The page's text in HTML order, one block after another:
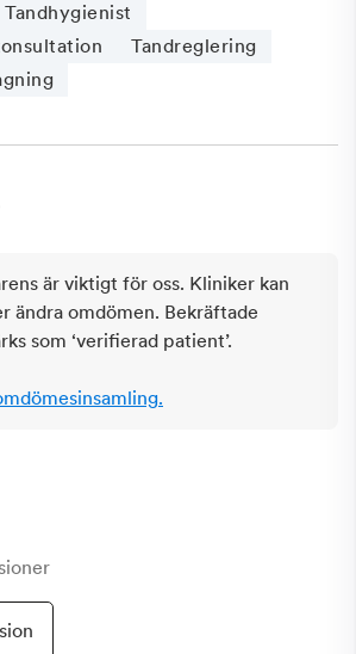
Tandhygienist
Tandreglering
är viktigt för oss. Kliniker kan
ändra omdömen. Bekräftade
som ‘verifierad patient’.